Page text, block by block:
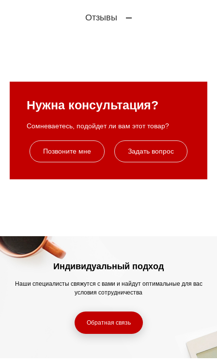
Отзывы
Нужна консультация?
Сомневаетесь, подойдет ли вам этот товар?
Позвоните мне Задать вопрос
Индивидуальный подход
Наши специалисты свяжутся с вами и найдут оптимальные для вас
условия сотрудничества
Обратная связь